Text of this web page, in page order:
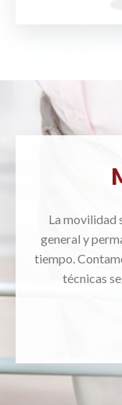
La movilidad
general y
tiempo.
técnicas